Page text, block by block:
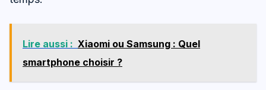
Lire aussi : Xiaomi ou Samsung : Quel
smartphone choisir ?